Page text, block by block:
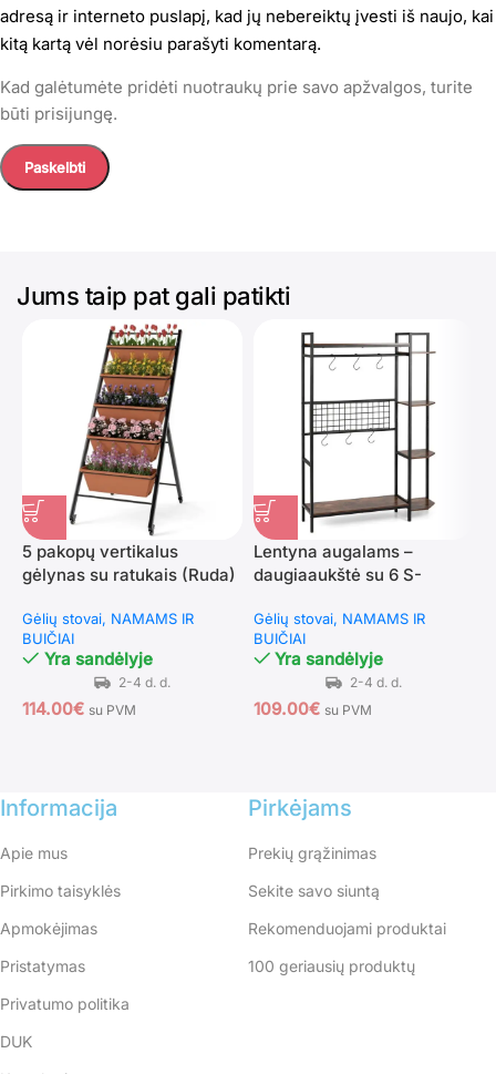
adresą ir interneto puslapį, kad jų nebereiktų įvesti iš naujo, kai
kitą kartą vėl norėsiu parašyti komentarą.
Kad galėtumėte pridėti nuotraukų prie savo apžvalgos, turite
būti prisijungę.
Jums taip pat gali patikti
5 pakopų vertikalus
gėlynas su ratukais (Ruda)
Gėlių stovai NAMAMS IR
BUIČIAI
Yra sandėlyje
114.00€ su PVM
Lentyna augalams –
daugiaaukštė su 6 S-
(Ruda + Juoda)
Gėlių stovai NAMAMS IR
BUIČIAI
Yra sandėlyje
109.00€ su PVM
Informacija
Apie mus
Pirkimo taisyklės
Apmokėjimas
Pristatymas
Privatumo politika
DUK
Pirkėjams
Prekių grąžinimas
Sekite savo siuntą
Rekomenduojami produktai
100 geriausių produktų